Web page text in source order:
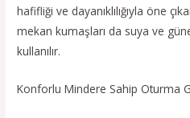
hafifliği ve dayanıklılığıyla öne
mekan kumaşları da suya ve
kullanılır.
Konforlu Mindere Sahip Oturma